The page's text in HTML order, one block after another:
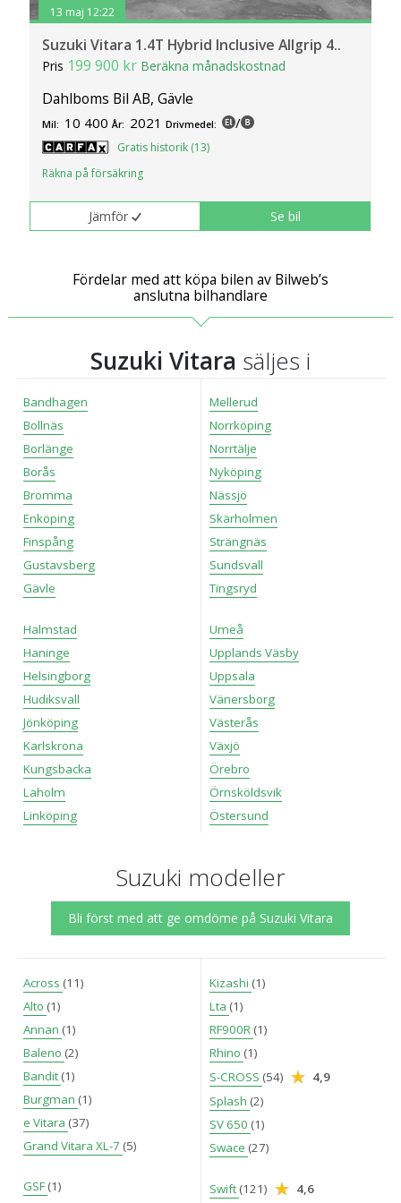
inställningar för cookies.
13 maj 12:22
Suzuki Vitara 1.4T Hybrid Inclusive Allgrip 4..
Pris 199 900 kr Beräkna månadskostnad
Dahlboms Bil AB, Gävle
Mil: 10 400 År: 2021 Drivmedel: /
Gratis historik (13)
Räkna på försäkring
Jämför Se bil
Fördelar med att köpa bilen av Bilweb’s
anslutna bilhandlare
Suzuki Vitara säljes i
Bandhagen
Bollnäs
Borlänge
Borås
Bromma
Enköping
Finspång
Gustavsberg
Gävle
Halmstad
Haninge
Helsingborg
Hudiksvall
Jönköping
Karlskrona
Kungsbacka
Laholm
Linköping
Mellerud
Norrköping
Norrtälje
Nyköping
Nässjö
Skärholmen
Strängnäs
Sundsvall
Tingsryd
Umeå
Upplands Väsby
Uppsala
Vänersborg
Västerås
Växjö
Örebro
Örnsköldsvik
Östersund
Suzuki modeller
Bli först med att ge omdöme på Suzuki Vitara
Across (11)
Alto (1)
Annan (1)
Baleno (2)
Bandit (1)
Burgman (1)
e Vitara (37)
Grand Vitara XL-7 (5)
GSF(1)
Kizashi (1)
Lta (1)
RF900R (1)
Rhino (1)
S-CROSS (54)
4,9
Splash (2)
SV 650 (1)
Swace (27)
Swift (121) 4,6